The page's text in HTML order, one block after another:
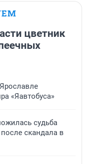
цветник
«Яавтобуса»
судьба
скандала в